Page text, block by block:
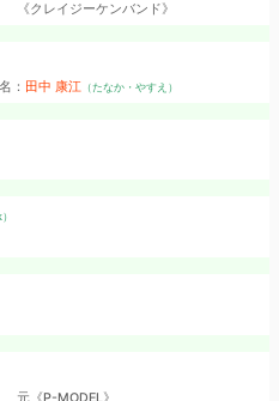
《クレイジーケンバンド》
： 田中 康江（たなか・やすえ）
元《P-MODEL》